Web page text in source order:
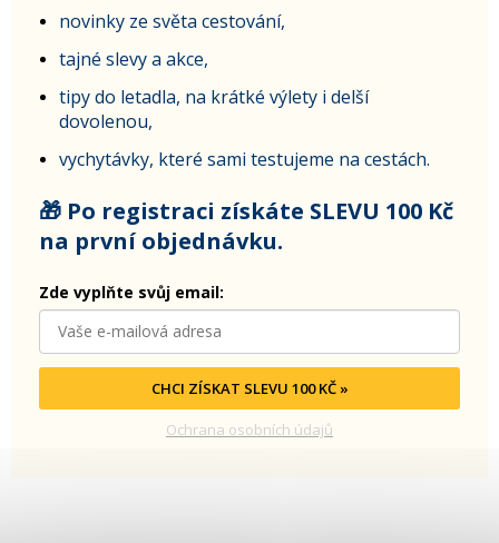
novinky ze světa cestování,
tajné slevy a akce,
tipy do letadla, na krátké výlety i delší
dovolenou,
vychytávky, které sami testujeme na cestách.
🎁 Po registraci získáte SLEVU 100 Kč
na první objednávku.
Zde vyplňte svůj email:
CHCI ZÍSKAT SLEVU 100 KČ »
Ochrana osobních údajů